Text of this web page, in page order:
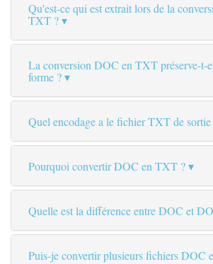
Qu'est-ce qui est extrait lors de la
TXT ?
La conversion DOC en TXT préserve-t-
forme ?
Quel encodage a le fichier TXT de sortie
Pourquoi convertir DOC en TXT ?
Quelle est la différence entre DOC et
Puis-je convertir plusieurs fichiers DOC